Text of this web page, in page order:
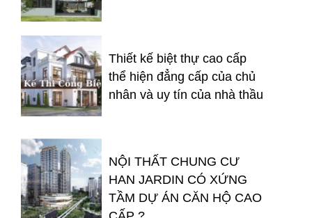
Thiết kế biệt thự cao cấp
thể hiện đẳng cấp của chủ
nhân và uy tín của nhà thầu
NỘI THẤT CHUNG CƯ
HAN JARDIN CÓ XỨNG
TẦM DỰ ÁN CĂN HỘ CAO